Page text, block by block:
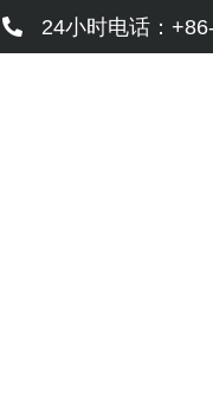
至
24小时电话：